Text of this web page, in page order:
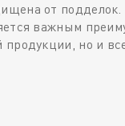
от
важным
но и